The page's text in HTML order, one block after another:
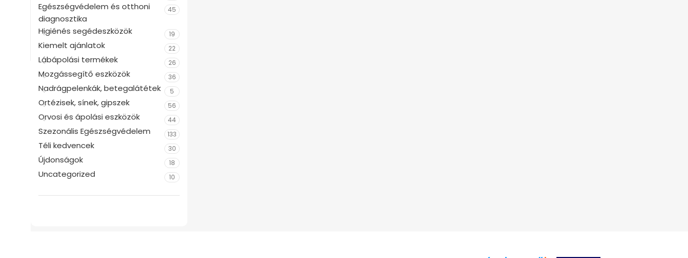
Egészségvédelem és otthoni
diagnosztika
45
Higiénés segédeszközök 19
Kiemelt ajánlatok 22
Lábápolási termékek 26
Mozgássegítő eszközök 36
Nadrágpelenkák, betegalátétek 5
Ortézisek, sínek, gipszek 56
Orvosi és ápolási eszközök 44
Szezonális Egészségvédelem 133
Téli kedvencek 30
Újdonságok 18
Uncategorized 10